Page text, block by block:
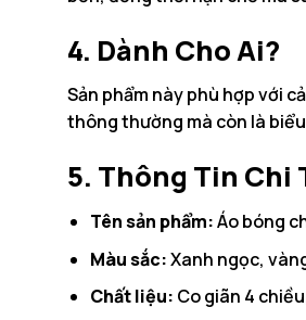
4. Dành Cho Ai?
Sản phẩm này phù hợp với cả
thông thường mà còn là
5. Thông Tin Chi
Tên sản phẩm:Áo bóng
Màu sắc:Xanh ngọc,
Chất liệu: Co giãn 4